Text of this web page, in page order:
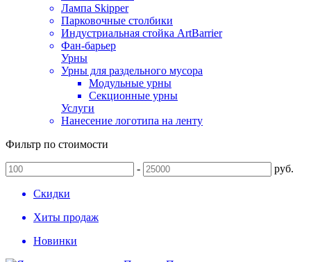
Лампа Skipper
Парковочные столбики
Индустриальная стойка ArtBarrier
Фан-барьер
Урны
Урны для раздельного мусора
Модульные урны
Секционные урны
Услуги
Нанесение логотипа на ленту
Фильтр по стоимости
- руб.
Скидки
Хиты продаж
Новинки